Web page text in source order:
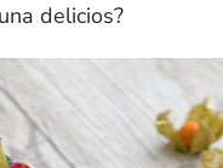
delicios?